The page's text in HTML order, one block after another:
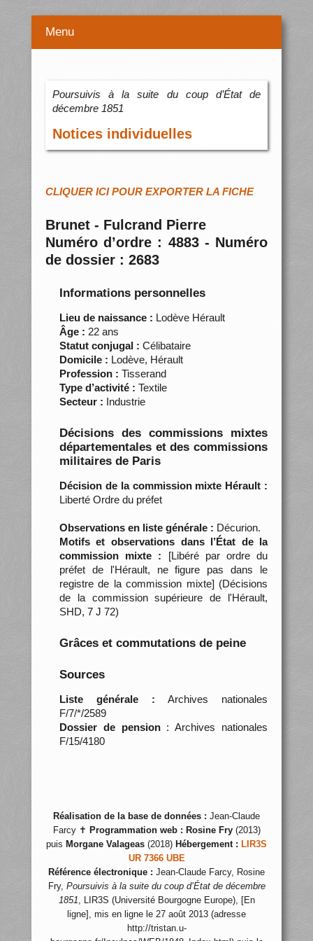
Menu
Poursuivis à la suite du coup d’État de
décembre 1851
Notices individuelles
CLIQUER ICI POUR EXPORTER LA FICHE
Brunet - Fulcrand Pierre
Numéro d’ordre : 4883 - Numéro
de dossier : 2683
Informations personnelles
Lieu de naissance : Lodève Hérault
Âge : 22 ans
Statut conjugal : Célibataire
Domicile : Lodève, Hérault
Profession : Tisserand
Type d’activité : Textile
Secteur : Industrie
Décisions des commissions mixtes
départementales et des commissions
militaires de Paris
Décision de la commission mixte Hérault :
Liberté Ordre du préfet
Observations en liste générale : Décurion.
Motifs et observations dans l’État de la
commission mixte : [Libéré par ordre du
préfet de l'Hérault, ne figure pas dans le
registre de la commission mixte] (Décisions
de la commission supérieure de l'Hérault,
SHD, 7 J 72)
Grâces et commutations de peine
Sources
Liste générale : Archives nationales
F/7/*/2589
Dossier de pension: Archives nationales
F/15/4180
Réalisation de la base de données : Jean-Claude
Farcy ✝ Programmation web : Rosine Fry(2013)
puis Morgane Valageas (2018) Hébergement : LIR3S
UR 7366 UBE
Référence électronique : Jean-Claude Farcy, Rosine
Fry, Poursuivis à la suite du coup d’État de décembre
1851, LIR3S (Université Bourgogne Europe), [En
ligne], mis en ligne le 27 août 2013 (adresse
http://tristan.u-